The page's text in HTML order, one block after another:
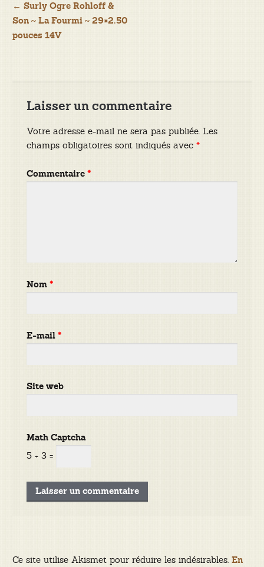
Navigation
de
← Surly Ogre Rohloff &
Son ~ La Fourmi ~ 29×2.50
pouces 14V
Laisser un commentaire
Votre adresse e-mail ne sera pas publiée. Les
champs obligatoires sont indiqués avec*
Commentaire*
Nom*
E-mail*
Site web
Math Captcha
5 + 3 =
Ce site utilise Akismet pour réduire les indésirables. En